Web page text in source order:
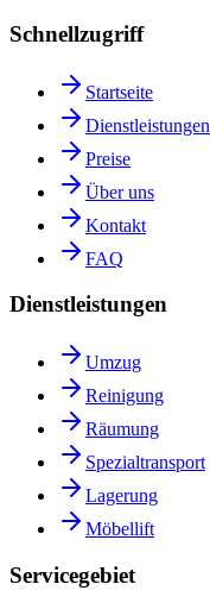
Schnellzugriff
Startseite
Dienstleistungen
Preise
Über uns
Kontakt
FAQ
Dienstleistungen
Umzug
Reinigung
Räumung
Spezialtransport
Lagerung
Möbellift
Servicegebiet